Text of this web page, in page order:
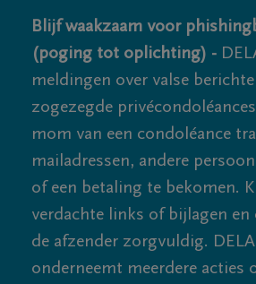
Blijf waakzaam voor
(poging tot oplichting) -
meldingen over valse
zogezegde
mom van een condoléance
mailadressen, andere
of een betaling te bekomen.
verdachte links of bijlagen en
de afzender zorgvuldig. DELA
onderneemt meerdere acties